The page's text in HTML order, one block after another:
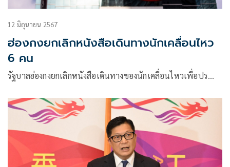
12 มิถุนายน 2567
ฮ่องกงยกเลิกหนังสือเดินทางนักเคลื่อนไหว
6 คน
รัฐบาลฮ่องกงยกเลิกหนังสือเดินทางของนักเคลื่อนไหวเพื่อปร…